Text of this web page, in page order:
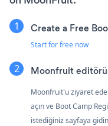
Create a Free
Start for free now
Moonfruit
Moonfruit'u ziyaret
açın ve Boot Camp
istediğiniz sayfaya